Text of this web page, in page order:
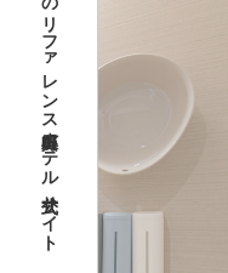
福岡県福岡市博多区 中呉服町７－４のリファレンス呉服町ホテル 公式サイト